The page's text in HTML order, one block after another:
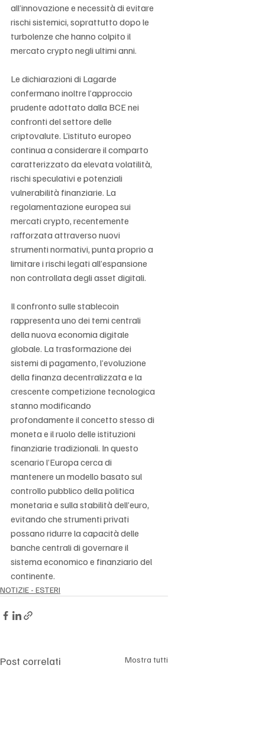
all’innovazione e necessità di evitare
rischi sistemici, soprattutto dopo le
turbolenze che hanno colpito il
mercato crypto negli ultimi anni.
Le dichiarazioni di Lagarde
confermano inoltre l’approccio
prudente adottato dalla BCE nei
confronti del settore delle
criptovalute. L’istituto europeo
continua a considerare il comparto
caratterizzato da elevata volatilità,
rischi speculativi e potenziali
vulnerabilità finanziarie. La
regolamentazione europea sui
mercati crypto, recentemente
rafforzata attraverso nuovi
strumenti normativi, punta proprio a
limitare i rischi legati all’espansione
non controllata degli asset digitali.
Il confronto sulle stablecoin
rappresenta uno dei temi centrali
della nuova economia digitale
globale. La trasformazione dei
sistemi di pagamento, l’evoluzione
della finanza decentralizzata e la
crescente competizione tecnologica
stanno modificando
profondamente il concetto stesso di
moneta e il ruolo delle istituzioni
finanziarie tradizionali. In questo
scenario l’Europa cerca di
mantenere un modello basato sul
controllo pubblico della politica
monetaria e sulla stabilità dell’euro,
evitando che strumenti privati
possano ridurre la capacità delle
banche centrali di governare il
sistema economico e finanziario del
continente.
NOTIZIE - ESTERI
Post correlati Mostra tutti